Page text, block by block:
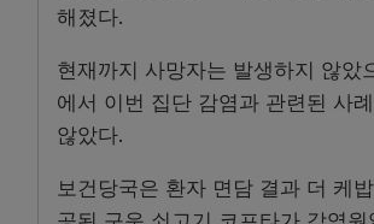
해졌다.
현재까지 사망자는 발생하지 않았
에서 이번 집단 감염과 관련된 사
않았다.
보건당국은 환자 면담 결과 더 케